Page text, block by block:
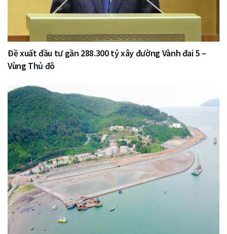
Đề xuất đầu tư gần 288.300 tỷ xây đường Vành đai 5 –
Vùng Thủ đô